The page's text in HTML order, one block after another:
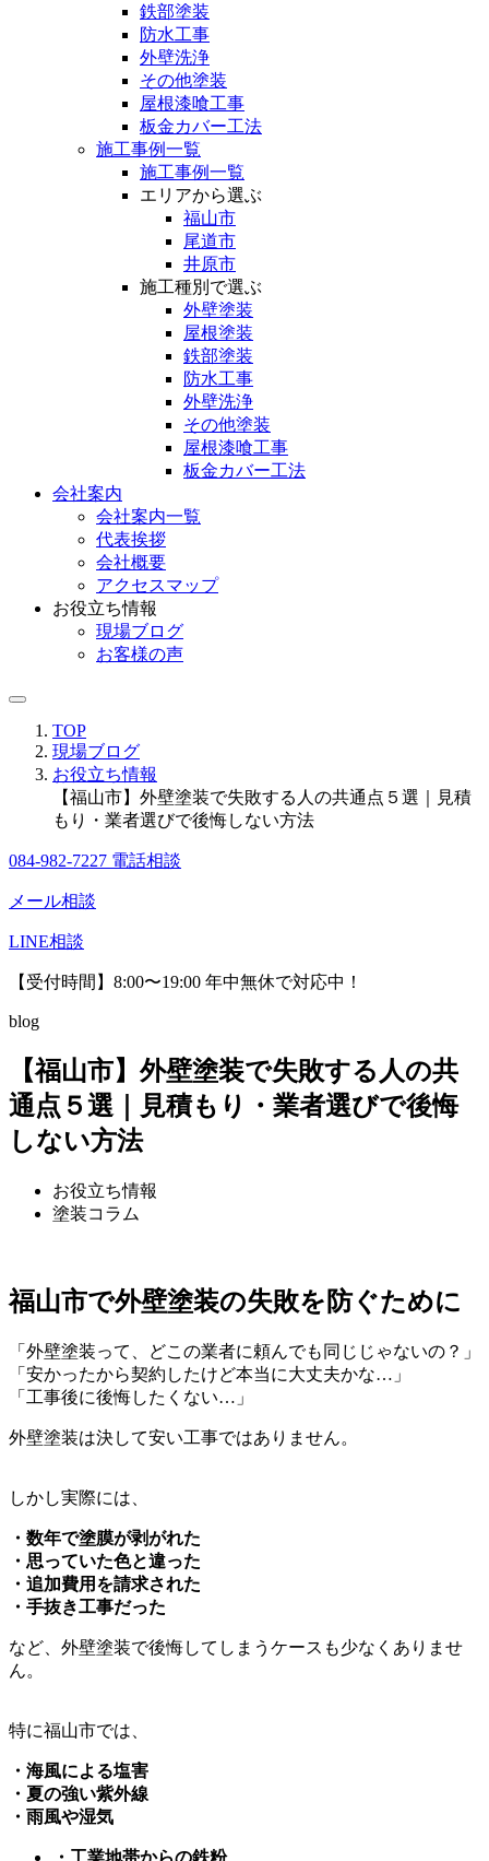
鉄部塗装
防水工事
外壁洗浄
その他塗装
屋根漆喰工事
板金カバー工法
施工事例一覧
施工事例一覧
エリアから選ぶ
福山市
尾道市
井原市
施工種別で選ぶ
外壁塗装
屋根塗装
鉄部塗装
防水工事
外壁洗浄
その他塗装
屋根漆喰工事
板金カバー工法
会社案内
会社案内一覧
代表挨拶
会社概要
アクセスマップ
お役立ち情報
現場ブログ
お客様の声
TOP
現場ブログ
お役立ち情報
【福山市】外壁塗装で失敗する人の共通点５選｜見積
もり・業者選びで後悔しない方法
084-982-7227 電話相談
メール相談
LINE相談
【受付時間】8:00〜19:00 年中無休で対応中！
blog
【福山市】外壁塗装で失敗する人の共
通点５選｜見積もり・業者選びで後悔
しない方法
お役立ち情報
塗装コラム
福山市で外壁塗装の失敗を防ぐために
「外壁塗装って、どこの業者に頼んでも同じじゃないの？」
「安かったから契約したけど本当に大丈夫かな…」
「工事後に後悔したくない…」
外壁塗装は決して安い工事ではありません。
しかし実際には、
・数年で塗膜が剥がれた
・思っていた色と違った
・追加費用を請求された
・手抜き工事だった
など、外壁塗装で後悔してしまうケースも少なくありませ
ん。
特に福山市では、
・海風による塩害
・夏の強い紫外線
・雨風や湿気